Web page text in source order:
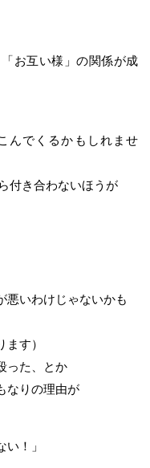
お互い様」の関係が成
んでくるかもしれませ
付き合わないほうが
悪いわけじゃないかも
す）
った、とか
なりの理由が
！」